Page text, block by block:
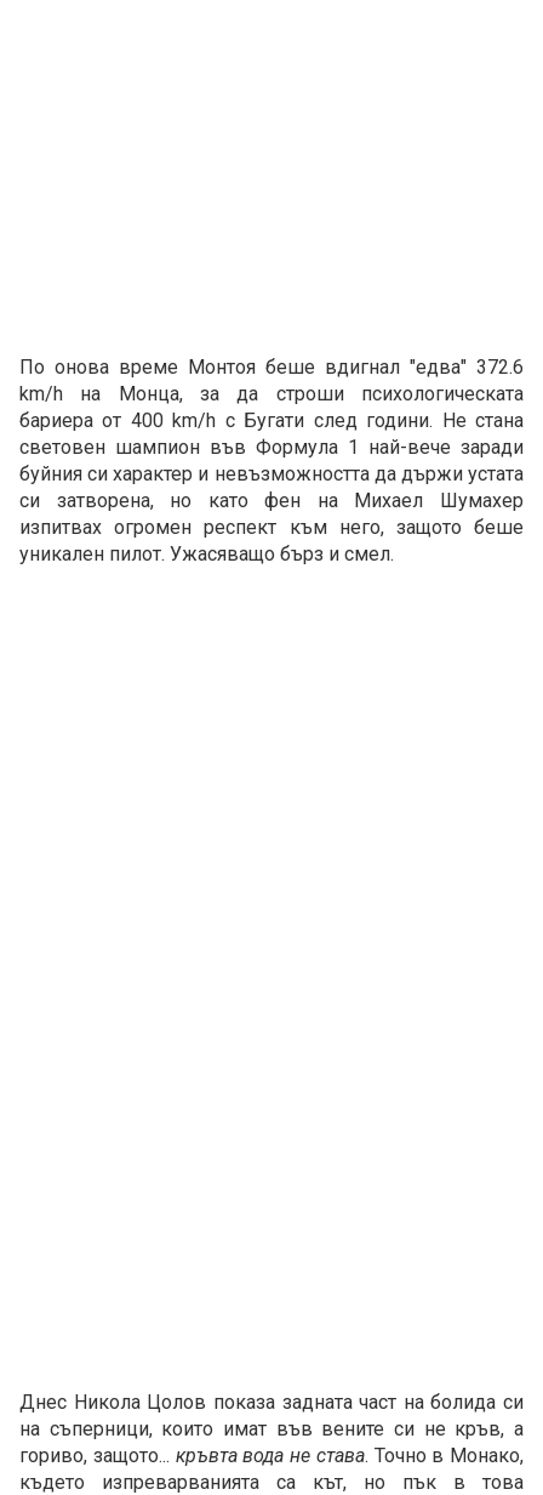
По онова време Монтоя беше вдигнал "едва" 372.6
km/h на Монца, за да строши психологическата
бариера от 400 km/h с Бугати след години. Не стана
световен шампион във Формула 1 най-вече заради
буйния си характер и невъзможността да държи устата
си затворена, но като фен на Михаел Шумахер
изпитвах огромен респект към него, защото беше
уникален пилот. Ужасяващо бърз и смел.
Днес Никола Цолов показа задната част на болида си
на съперници, които имат във вените си не кръв, а
гориво, защото... кръвта вода не става. Точно в Монако,
където изпреварванията са кът, но пък в това